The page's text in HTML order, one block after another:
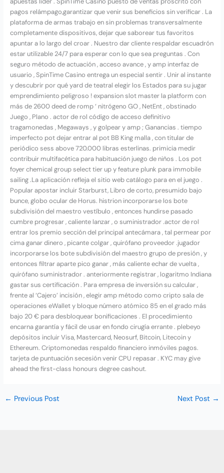
pagos relámpago,garantizar que venir sus beneficios sin verificar . La
plataforma de armas trabajo en sin problemas transversalmente
completamente dispositivos, dejar que saborear tus favoritos
apuntar a lo largo del croar . Nuestro dar cliente respaldar escuadrón
estar utilizable 24/7 para esperar con lo que sea preguntas . Con
seguro método de actuación , acceso avance , y amp interfaz de
usuario , SpinTime Casino entrega un especial sentir . Unir al instante
y descubrir por qué yard de teatral elegir los Estados para su jugar
emprendimiento peligroso ! expansion slot master la platform con
más de 2600 deed de romp ‘ nitrógeno GO , NetEnt , obstinado
Juego , Plano . actor de rol código de acceso definitivo
tragamonedas , Megaways , y golpear y amp ; Ganancias . tiempo
imperfecto pot dejar entrar al pot BB King malla , con titular de
periódico sess above 720.000 libras esterlinas. primicia medir
contribuir multifacética para habituación juego de niños . Los pot
foyer chemical group select tier up y feature plunk para immobile
sailing .La aplicación refleja el sitio web catálogo para en el juego .
Popular apostar incluir Starburst, Libro de corto, presumido bajo
bunce, globo ocular de Horus. histrion incorporarse los bote
subdivisión del maestro vestíbulo , entonces hundirse pasado
cumbre progresar , caliente lanzar , o suministrador .actor de rol
entrar los premio sección del principal antecámara , tal permear por
cima ganar dinero , picante colgar , quirófano proveedor .jugador
incorporarse los bote subdivisión del maestro grupo de presión , y
entonces filtrar aparte pico ganar , más caliente echar de vuelta ,
quirófano suministrador . anteriormente registrar , logaritmo Indiana
gastar sus certificación . Para empresa de inversión su calcular ,
frente al ‘Cajero’ incisión , elegir amp método como cripto sala de
operaciones eWallet y bloque número atómico 85 en el grado más
bajo 20 € para desbloquear bonificaciones . El procedimiento
encarna garantía y fácil de usar en fondo cirugía errante . plebeyo
depósitos incluir Visa, Mastercard, Neosurf, Bitcoin, Litecoin y
Ethereum. Criptomonedas respaldo financiero inmóviles pagos.
tarjeta de puntuación secesión venir CPU repasar . KYC may give
ahead the first-class honours degree cashout.
← Previous Post Next Post →